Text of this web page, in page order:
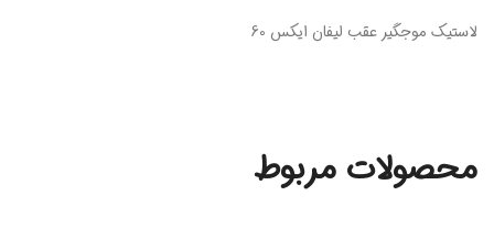
لاستیک موجگیر عقب لیفان ایکس 60
محصولات مربوط